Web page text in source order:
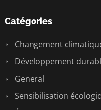
Catégories
Changement
Développement
General
Sensibilisation